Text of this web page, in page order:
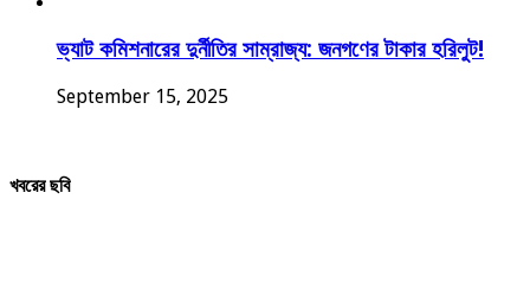
ভ্যাট কমিশনারের দুর্নীতির সাম্রাজ্য: জনগণের টাকার হরিলুট!
September 15, 2025
খবরের ছবি